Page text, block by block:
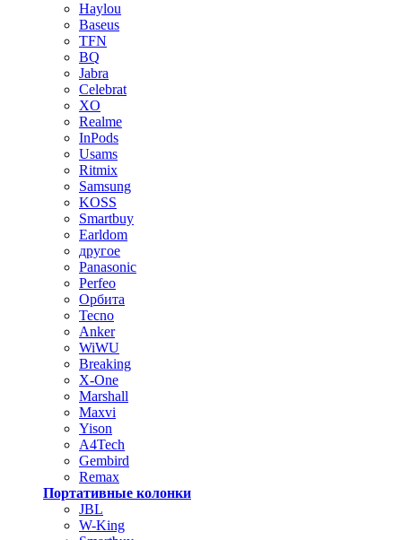
Haylou
Baseus
TFN
BQ
Jabra
Celebrat
XO
Realme
InPods
Usams
Ritmix
Samsung
KOSS
Smartbuy
Earldom
другое
Panasonic
Perfeo
Орбита
Tecno
Anker
WiWU
Breaking
X-One
Marshall
Maxvi
Yison
A4Tech
Gembird
Remax
Портативные колонки
JBL
W-King